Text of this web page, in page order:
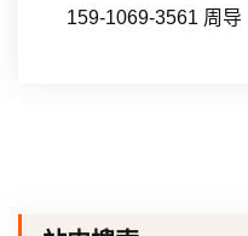
159-1069-3561 周导